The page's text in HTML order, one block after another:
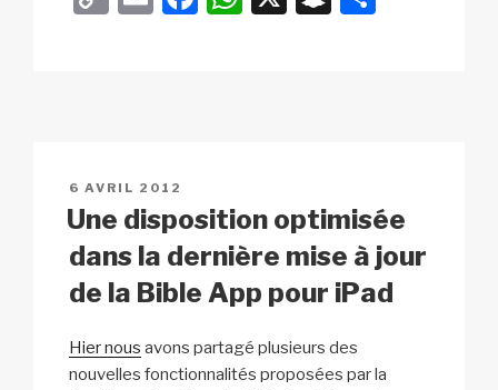
n
k
o
k
p
at
PUBLIÉ
LE
6 AVRIL 2012
Une disposition optimisée
dans la dernière mise à jour
de la Bible App pour iPad
Hier nous avons partagé plusieurs des
nouvelles fonctionnalités proposées par la